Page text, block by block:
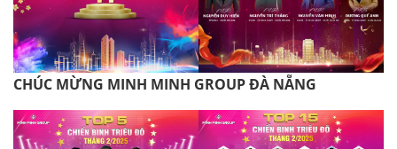
CHÚC MỪNG MINH MINH GROUP ĐÀ NẴNG